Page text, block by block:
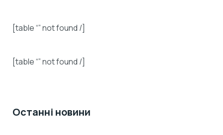
[table “” not found /]
[table “” not found /]
Останні новини